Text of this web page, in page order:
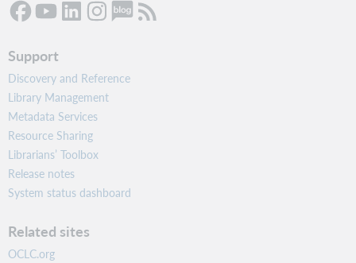
Support
Discovery and Reference
Library Management
Metadata Services
Resource Sharing
Librarians’ Toolbox
Release notes
System status dashboard
Related sites
OCLC.org